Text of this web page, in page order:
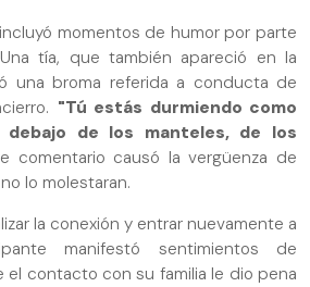
momentos de humor por parte
tía, que también apareció en la
una broma referida a conducta de
"Tú estás durmiendo como
debajo de los manteles, de los
comentario causó la vergüenza de
lo molestaran.
la conexión y entrar nuevamente a
manifestó sentimientos de
el contacto con su familia le dio pena